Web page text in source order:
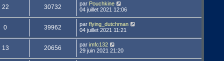
22 30732 par Pouchkine
04 juillet 2021 12:06
0 39962 par flying_dutchman
04 juillet 2021 11:21
13 20656 par imfc132
29 juin 2021 21:20